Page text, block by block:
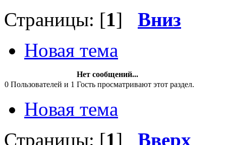
Страницы: [1] Вниз
Новая тема
Нет сообщений...
0 Пользователей и 1 Гость просматривают этот раздел.
Новая тема
Страницы: [1] Вверх